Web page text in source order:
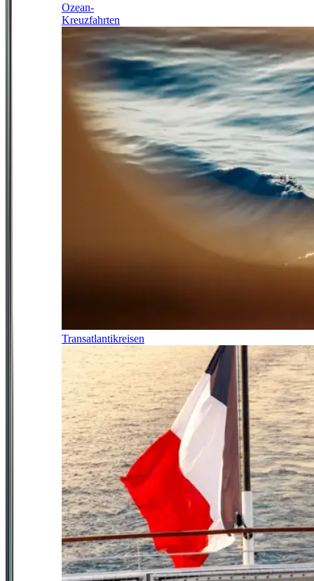
Ozean-
Kreuzfahrten
Transatlantikreisen